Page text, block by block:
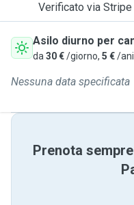
Verificato via Stripe
Asilo diurno per
da 30 €/giorno, 5 €/
Nessuna data specificata
Prenota